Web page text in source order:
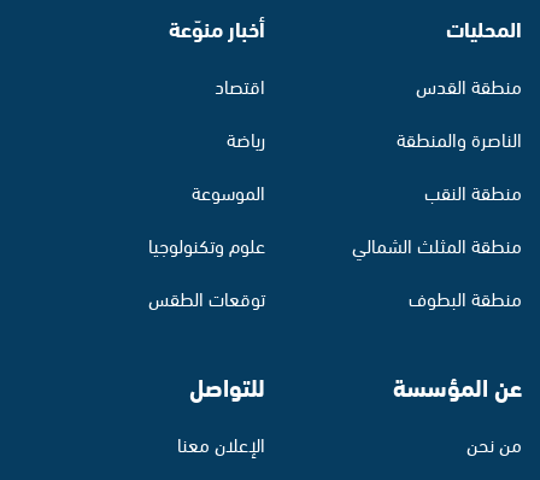
المحليات
منطقة القدس
الناصرة والمنطقة
منطقة النقب
منطقة المثلث الشمالي
منطقة البطوف
أخبار منوّعة
اقتصاد
رياضة
الموسوعة
علوم وتكنولوجيا
توقعات الطقس
عن المؤسسة
من نحن
للتواصل
الإعلان معنا